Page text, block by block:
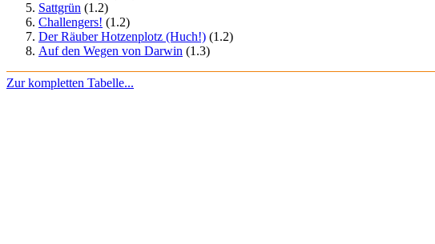
Sattgrün (1.2)
Challengers! (1.2)
Der Räuber Hotzenplotz (Huch!) (1.2)
Auf den Wegen von Darwin (1.3)
Zur kompletten Tabelle...